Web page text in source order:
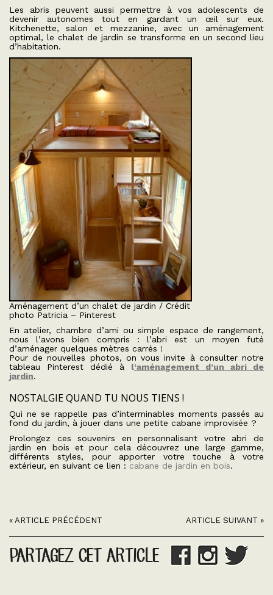
Les abris peuvent aussi permettre à vos adolescents de
devenir autonomes tout en gardant un œil sur eux.
Kitchenette, salon et mezzanine, avec un aménagement
optimal, le chalet de jardin se transforme en un second lieu
d’habitation.
Aménagement d’un chalet de jardin / Crédit
photo Patricia – Pinterest
En atelier, chambre d’ami ou simple espace de rangement,
nous l’avons bien compris : l’abri est un moyen futé
d’aménager quelques mètres carrés !
Pour de nouvelles photos, on vous invite à consulter notre
tableau Pinterest dédié à l‘aménagement d’un abri de
jardin.
NOSTALGIE QUAND TU NOUS TIENS !
Qui ne se rappelle pas d’interminables moments passés au
fond du jardin, à jouer dans une petite cabane improvisée ?
Prolongez ces souvenirs en personnalisant votre abri de
jardin en bois et pour cela découvrez une large gamme,
différents styles, pour apporter votre touche à votre
extérieur, en suivant ce lien : cabane de jardin en bois.
« ARTICLE PRÉCÉDENT ARTICLE SUIVANT »
PARTAGEZ CET ARTICLE